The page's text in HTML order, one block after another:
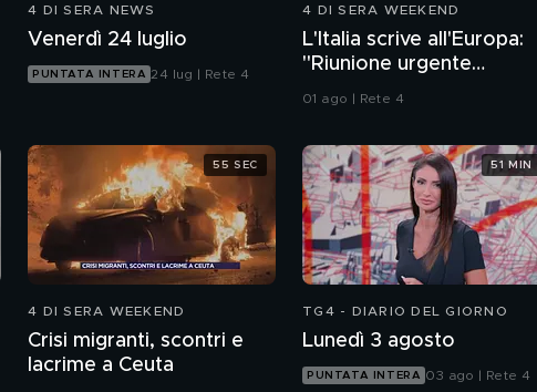
4 DI SERA NEWS
Venerdì 24 luglio
PUNTATA INTERA 24 lug | Rete 4
4 DI SERA WEEKEND
L'Italia scrive all'Europa:
"Riunione urgente
sull'immigrazione"
01 ago | Rete 4
4 DI SERA WEEKEND
Crisi migranti, scontri e
lacrime a Ceuta
55 SEC
TG4 - DIARIO DEL GIORNO
Lunedì 3 agosto
PUNTATA INTERA 03 ago | Rete 4
51 MIN